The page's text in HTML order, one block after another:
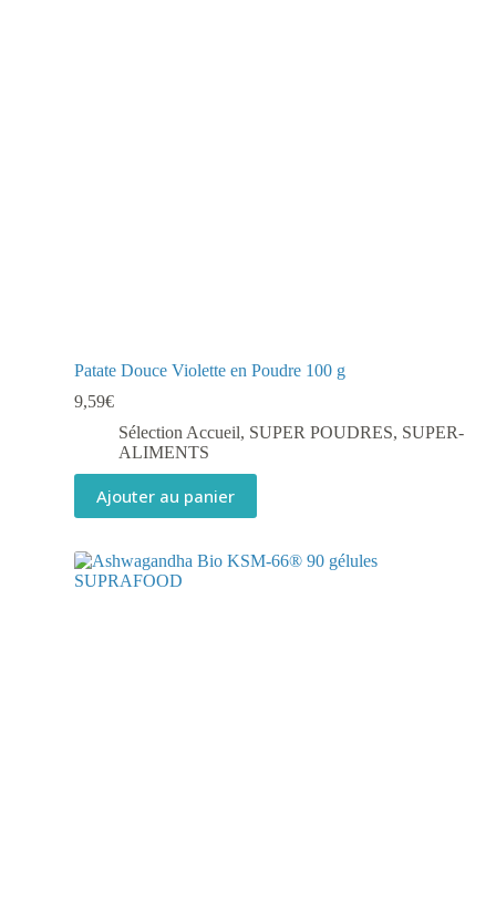
Patate Douce Violette en Poudre 100 g
9,59€
Sélection Accueil, SUPER POUDRES, SUPER-
ALIMENTS
Ajouter au panier